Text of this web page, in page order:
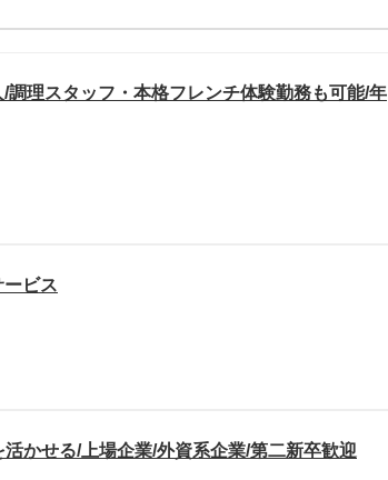
理スタッフ・本格フレンチ体験勤務も可能/年
ビス
かせる/上場企業/外資系企業/第二新卒歓迎